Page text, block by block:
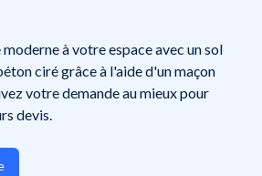
à votre espace avec un sol
ciré grâce à l'aide d'un maçon
votre demande au mieux pour
devis.